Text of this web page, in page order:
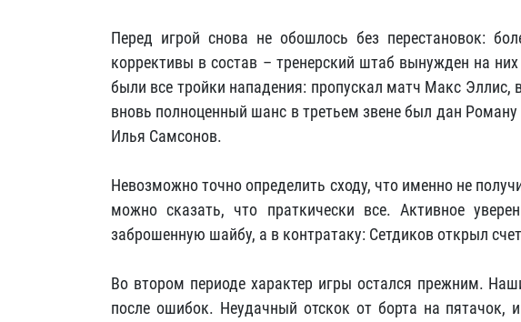
Перед игрой снова не обошлось без перестановок:
коррективы в состав – тренерский штаб вынужден на
были все тройки нападения: пропускал матч Макс Эллис,
вновь полноценный шанс в третьем звене был дан
Илья Самсонов.
Невозможно точно определить сходу, что именно не
можно сказать, что праткически все. Активное
заброшенную шайбу, а в контратаку: Сетдиков открыл
Во втором периоде характер игры остался прежним.
после ошибок. Неудачный отскок от борта на пятачок,